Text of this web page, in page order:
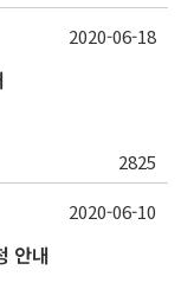
2825
2020-06-18
안내
2020-06-10